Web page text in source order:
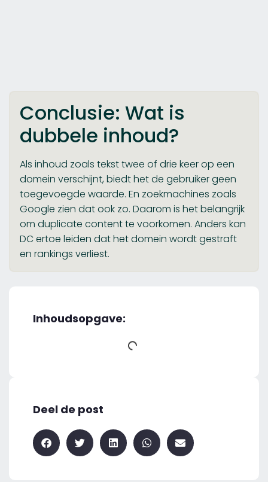
Conclusie: Wat is
dubbele inhoud?
Als inhoud zoals tekst twee of drie keer op een
domein verschijnt, biedt het de gebruiker geen
toegevoegde waarde. En zoekmachines zoals
Google zien dat ook zo. Daarom is het belangrijk
om duplicate content te voorkomen. Anders kan
DC ertoe leiden dat het domein wordt gestraft
en rankings verliest.
Inhoudsopgave:
Deel de post